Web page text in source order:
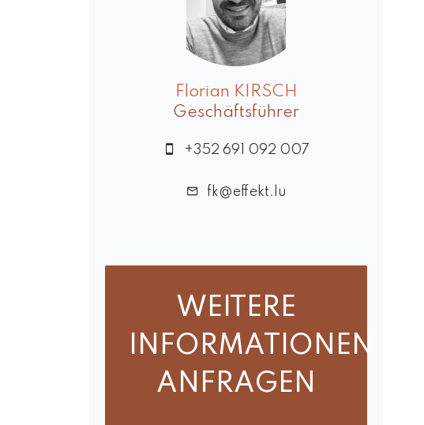
Florian KIRSCH
Geschäftsführer
+352 691 092 007
fk@effekt.lu
WEITERE
INFORMATIONEN
ANFRAGEN